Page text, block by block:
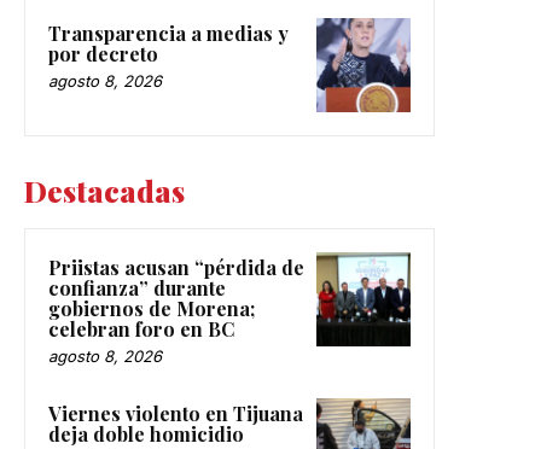
Transparencia a medias y
por decreto
agosto 8, 2026
Destacadas
Priistas acusan “pérdida de
confianza” durante
gobiernos de Morena;
celebran foro en BC
agosto 8, 2026
Viernes violento en Tijuana
deja doble homicidio